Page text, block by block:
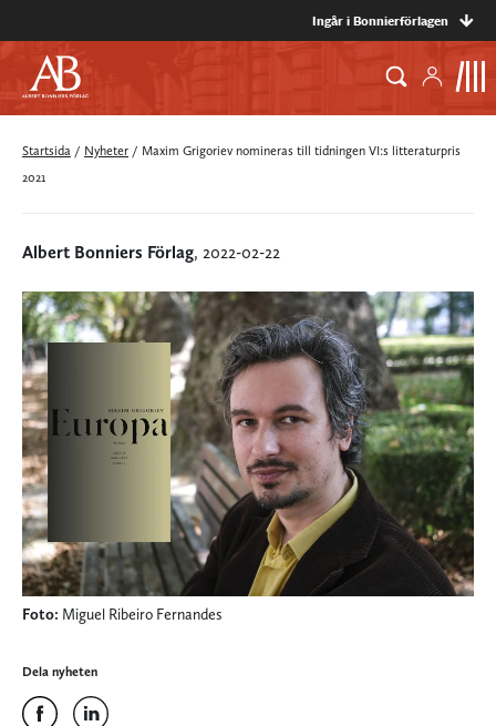
Ingår i Bonnierförlagen
Startsida / Nyheter / Maxim Grigoriev nomineras till tidningen VI:s litteraturpris
2021
Albert Bonniers Förlag, 2022-02-22
Foto: Miguel Ribeiro Fernandes
Dela nyheten